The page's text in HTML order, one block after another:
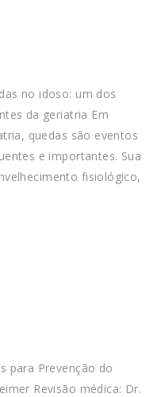
no idoso: um dos
da geriatria Em
quedas são eventos
e importantes. Sua
fisiológico,
para Prevenção do
Revisão médica: Dr.